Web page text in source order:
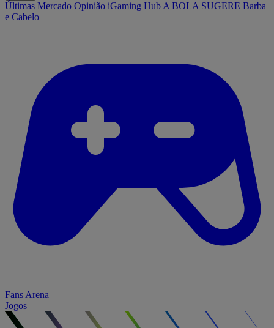
Últimas Mercado Opinião iGaming Hub A BOLA SUGERE Barba
e Cabelo
Fans Arena
Jogos